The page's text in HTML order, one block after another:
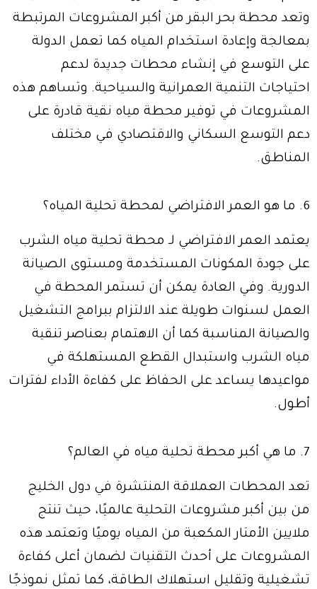
وتعد محطة بحر البقر من أكبر المشروعات المرتبطة
بمعالجة وإعادة استخدام المياه كما تعمل الدولة
على التوسع في إنشاء محطات جديدة لدعم
احتياجات التنمية العمرانية والسياحية. وتساهم هذه
المشروعات في توفير محطة مياه نقية قادرة على
دعم التوسع السكاني والاقتصادي في مختلف
المناطق.
6. ما هو العمر الافتراضي لمحطة تحلية المياه؟
يعتمد العمر الافتراضي لـ محطة تحلية مياه الشرب
على جودة المكونات المستخدمة ومستوى الصيانة
الدورية. وفي العادة يمكن أن تستمر المحطة في
العمل لسنوات طويلة عند الالتزام ببرامج التشغيل
والصيانة المناسبة كما أن الاهتمام بعناصر تنقية
مياه الشرب واستبدال القطع المستهلكة في
مواعيدها يساعد على الحفاظ على كفاءة الأداء لفترات
أطول.
7. ما هي أكبر محطة تحلية مياه في العالم؟
تعد المحطات العملاقة المنتشرة في دول الخليج
من بين أكبر مشروعات التحلية عالميًا، حيث تنتج
ملايين الأمتار المكعبة من المياه يوميًا وتعتمد هذه
المشروعات على أحدث التقنيات لضمان أعلى كفاءة
تشغيلية وتقليل استهلاك الطاقة، كما تمثل نموذجًا